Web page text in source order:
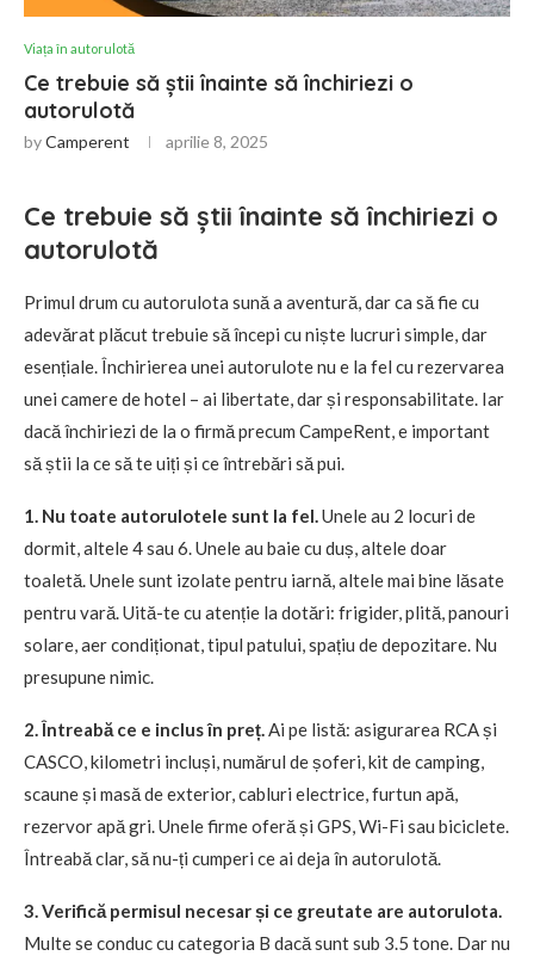
Viața în autorulotă
Ce trebuie să știi înainte să închiriezi o
autorulotă
byCamperent aprilie 8, 2025
Ce trebuie să știi înainte să închiriezi o
autorulotă
Primul drum cu autorulota sună a aventură, dar ca să fie cu
adevărat plăcut trebuie să începi cu niște lucruri simple, dar
esențiale. Închirierea unei autorulote nu e la fel cu rezervarea
unei camere de hotel – ai libertate, dar și responsabilitate. Iar
dacă închiriezi de la o firmă precum CampeRent, e important
să știi la ce să te uiți și ce întrebări să pui.
1. Nu toate autorulotele sunt la fel.Unele au 2 locuri de
dormit, altele 4 sau 6. Unele au baie cu duș, altele doar
toaletă. Unele sunt izolate pentru iarnă, altele mai bine lăsate
pentru vară. Uită-te cu atenție la dotări: frigider, plită, panouri
solare, aer condiționat, tipul patului, spațiu de depozitare. Nu
presupune nimic.
2. Întreabă ce e inclus în preț.Ai pe listă: asigurarea RCA și
CASCO, kilometri incluși, numărul de șoferi, kit de camping,
scaune și masă de exterior, cabluri electrice, furtun apă,
rezervor apă gri. Unele firme oferă și GPS, Wi-Fi sau biciclete.
Întreabă clar, să nu-ți cumperi ce ai deja în autorulotă.
3. Verifică permisul necesar și ce greutate are autorulota.
Multe se conduc cu categoria B dacă sunt sub 3.5 tone. Dar nu